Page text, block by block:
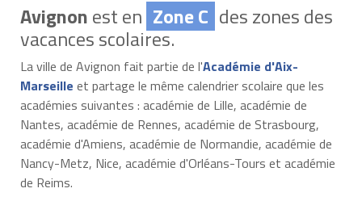
Avignonest en Zone C des zones des
vacances scolaires.
La ville de Avignon fait partie de l'Académie d'Aix-
Marseille et partage le même calendrier scolaire que les
académies suivantes : académie de Lille, académie de
Nantes, académie de Rennes, académie de Strasbourg,
académie d'Amiens, académie de Normandie, académie de
Nancy-Metz, Nice, académie d'Orléans-Tours et académie
de Reims.